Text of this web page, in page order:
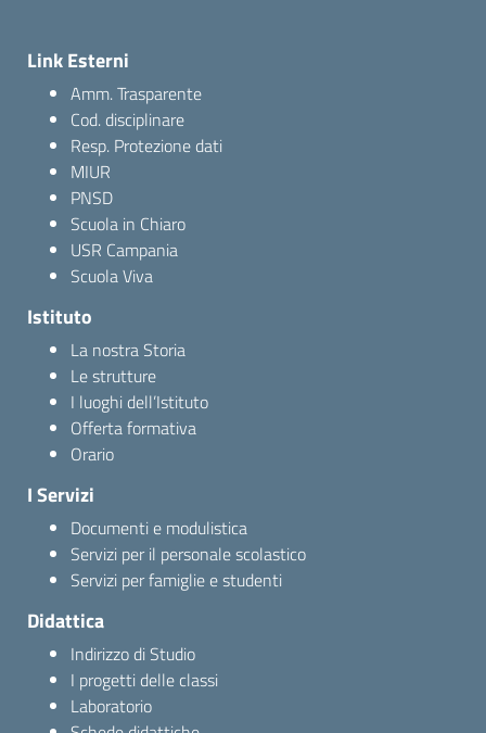
Link Esterni
Amm. Trasparente
Cod. disciplinare
Resp. Protezione dati
MIUR
PNSD
Scuola in Chiaro
USR Campania
Scuola Viva
Istituto
La nostra Storia
Le strutture
I luoghi dell’Istituto
Offerta formativa
Orario
I Servizi
Documenti e modulistica
Servizi per il personale scolastico
Servizi per famiglie e studenti
Didattica
Indirizzo di Studio
I progetti delle classi
Laboratorio